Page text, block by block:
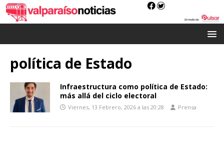
política de Estado
Infraestructura como política de Estado:
más allá del ciclo electoral
Viernes, 13 Febrero, 2026 a las 20:28 Prensa